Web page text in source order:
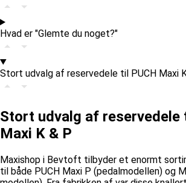
Hvad er "Glemte du noget?"
Stort udvalg af reservedele til PUCH Maxi
Stort udvalg af reservedele
Maxi K & P
Maxishop i Bevtoft tilbyder et enormt
til både PUCH Maxi P (pedalmodellen) og